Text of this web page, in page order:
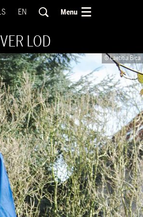
EN
LOD
Menu
© Laetitia Bica